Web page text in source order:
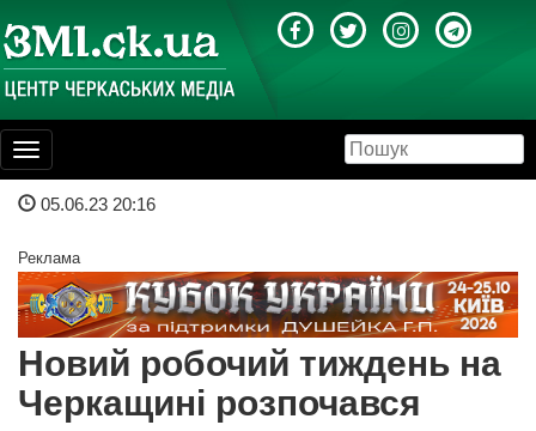
Toggle
navigation
05.06.23 20:16
Реклама
Новий робочий тиждень на
Черкащині розпочався